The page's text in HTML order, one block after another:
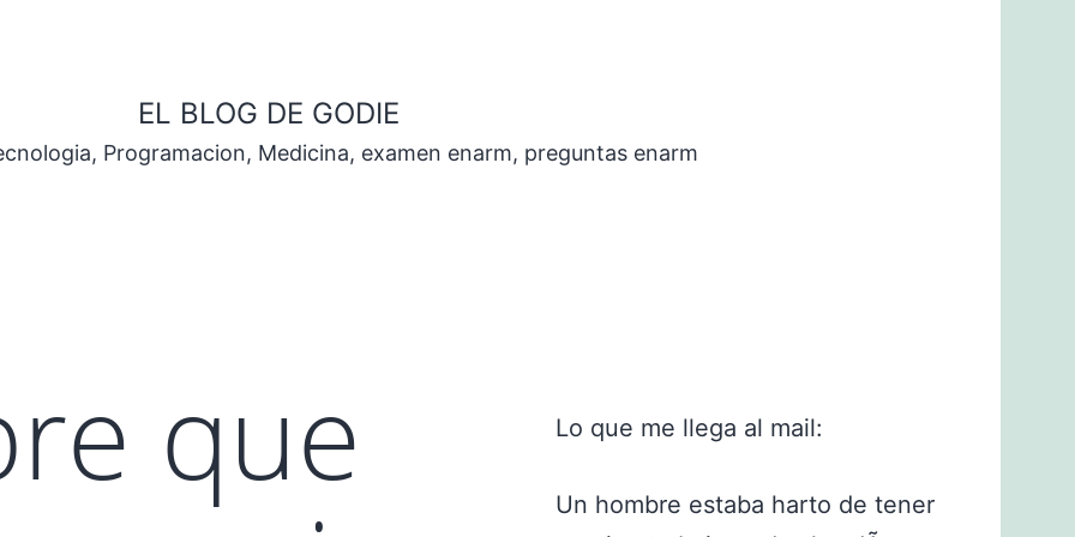
EL BLOG DE GODIE
Programacion, Medicina, examen enarm, preguntas enarm
que
Lo que me llega al mail:
Un hombre estaba harto de tener